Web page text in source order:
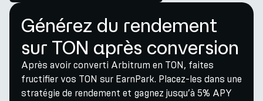
Générez du rendement
sur TON après conversion
Après avoir converti Arbitrum en TON, faites
fructifier vos TON sur EarnPark. Placez-les dans une
stratégie de rendement et gagnez jusqu’à 5% APY